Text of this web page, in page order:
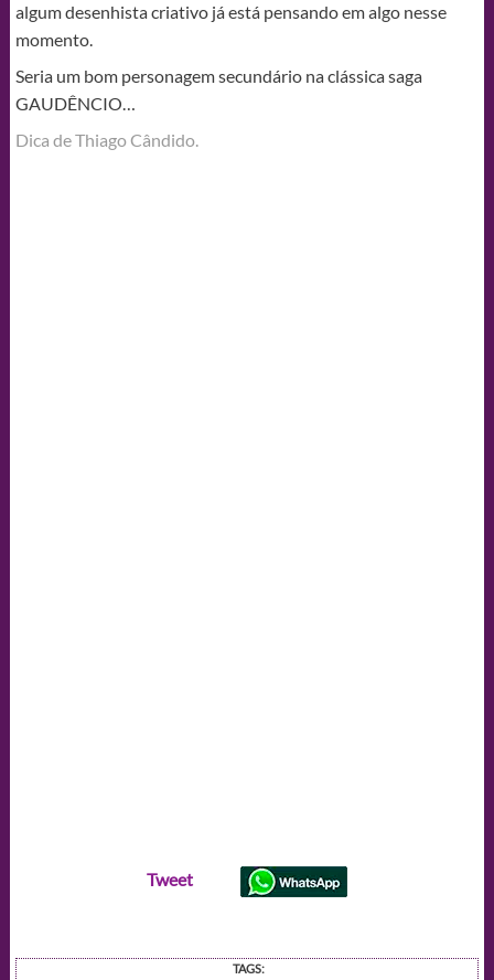
algum desenhista criativo já está pensando em algo nesse
momento.
Seria um bom personagem secundário na clássica saga
GAUDÊNCIO…
Dica de Thiago Cândido.
Tweet
TAGS: